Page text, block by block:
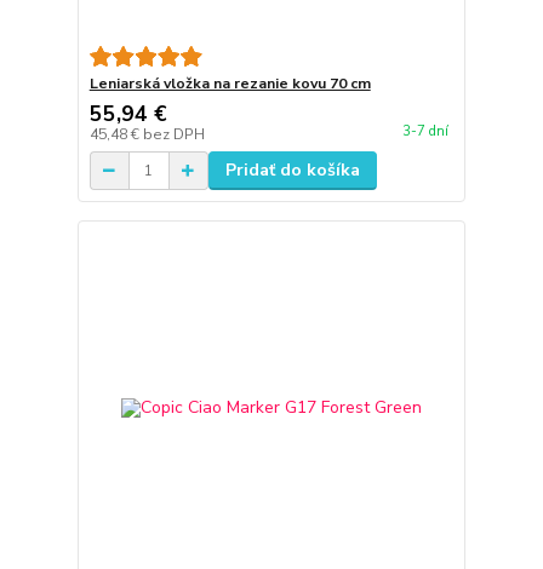
Leniarská vložka na rezanie kovu 70 cm
55,94 €
45,48 € bez DPH 3-7 dní
Pridať do košíka